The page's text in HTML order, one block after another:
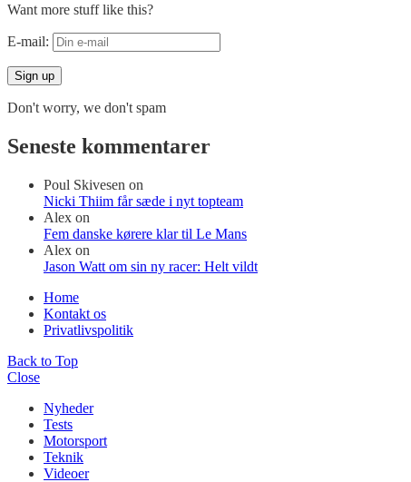
Want more stuff like this?
E-mail:
Don't worry, we don't spam
Seneste kommentarer
Poul Skivesen on
Nicki Thiim får sæde i nyt topteam
Alex on
Fem danske kørere klar til Le Mans
Alex on
Jason Watt om sin ny racer: Helt vildt
Home
Kontakt os
Privatlivspolitik
Back to Top
Close
Nyheder
Tests
Motorsport
Teknik
Videoer